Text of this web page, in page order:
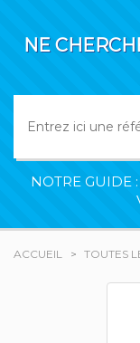
NE
NOTRE GUIDE
ACCUEIL TOUTES